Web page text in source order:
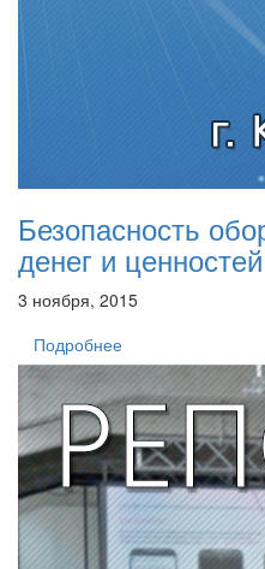
Безопасность
денег и
3 ноября, 2015
Подробнее